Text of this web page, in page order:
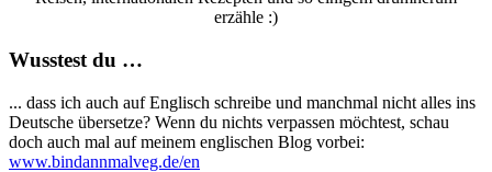
erzähle :)
Wusstest du …
... dass ich auch auf Englisch schreibe und manchmal nicht alles ins
Deutsche übersetze? Wenn du nichts verpassen möchtest, schau
doch auch mal auf meinem englischen Blog vorbei:
www.bindannmalveg.de/en